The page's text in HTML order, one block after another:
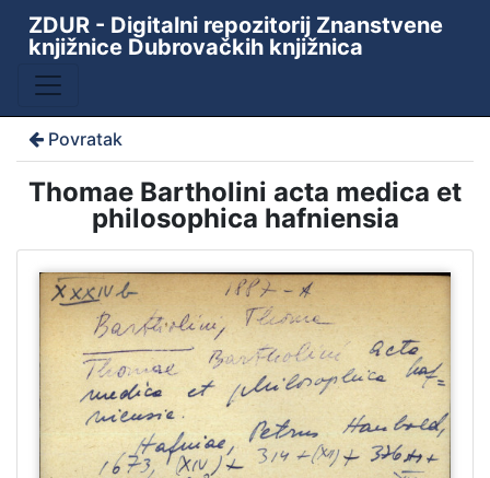
ZDUR - Digitalni repozitorij Znanstvene
knjižnice Dubrovačkih knjižnica
Povratak
Thomae Bartholini acta medica et
philosophica hafniensia